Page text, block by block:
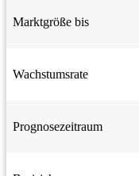
Marktgröße bis
Wachstumsrate
Prognosezeitraum